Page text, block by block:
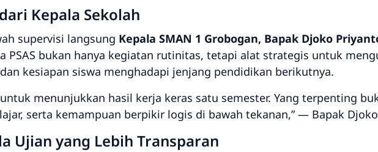
Kepala Sekolah
supervisi langsung Kepala SMAN 1 Grobogan, Bapak Djoko
PSAS bukan hanya kegiatan rutinitas, tetapi alat strategis untuk
kesiapan siswa menghadapi jenjang pendidikan berikutnya.
menunjukkan hasil kerja keras satu semester. Yang terpenting
serta kemampuan berpikir logis di bawah tekanan,” — Bapak
Ujian yang Lebih Transparan